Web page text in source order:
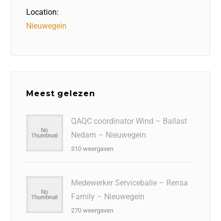
Location:
Nieuwegein
Meest gelezen
QAQC coördinator Wind – Ballast
Nedam – Nieuwegein
310 weergaven
Medewerker Servicebalie – Rensa
Family – Nieuwegein
270 weergaven